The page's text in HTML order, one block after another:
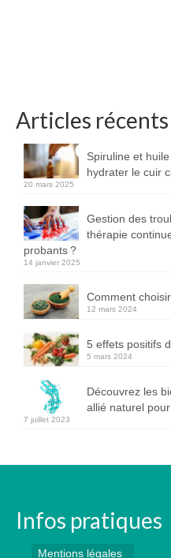
Articles récents
Spiruline et
hydrater le cuir
20 mars 2025
Gestion des
thérapie
probants ?
14 janvier 2025
Comment
12 mars 2024
5 effets positifs
5 mars 2024
Découvrez les
allié naturel
7 juillet 2023
Infos pratiques
Mentions légales